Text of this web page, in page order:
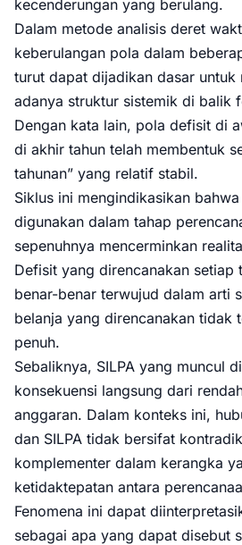
kecenderungan yang berulang.
Dalam metode analisis deret
keberulangan pola dalam
turut dapat dijadikan dasar untuk
adanya struktur sistemik di balik
Dengan kata lain, pola defisit di
di akhir tahun telah membentuk
tahunan” yang relatif stabil.
Siklus ini mengindikasikan
digunakan dalam tahap
sepenuhnya mencerminkan
Defisit yang direncanakan setiap
benar-benar terwujud dalam arti
belanja yang direncanakan tidak
penuh.
Sebaliknya, SILPA yang muncul
konsekuensi langsung dari
anggaran. Dalam konteks ini,
dan SILPA tidak bersifat
komplementer dalam kerangka
ketidaktepatan antara
Fenomena ini dapat
sebagai apa yang dapat disebut